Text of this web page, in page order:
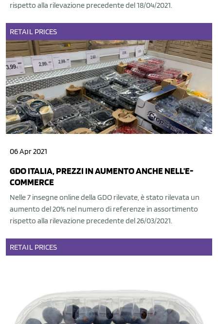
rispetto alla rilevazione precedente del 18/04/2021.
RETAIL PRICES
06 Apr 2021
GDO ITALIA, PREZZI IN AUMENTO ANCHE NELL'E-
COMMERCE
Nelle 7 insegne online della GDO rilevate, è stato rilevata un
aumento del 20% nel numero di referenze in assortimento
rispetto alla rilevazione precedente del 26/03/2021.
RETAIL PRICES